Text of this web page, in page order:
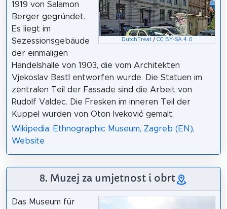
DutchTreat/ CC BY-SA 4.0
1919 von Salamon
Berger gegründet.
Es liegt im
Sezessionsgebäude
der einmaligen
Handelshalle von 1903, die vom Architekten
Vjekoslav Bastl entworfen wurde. Die Statuen im
zentralen Teil der Fassade sind die Arbeit von
Rudolf Valdec. Die Fresken im inneren Teil der
Kuppel wurden von Oton Iveković gemalt.
Wikipedia: Ethnographic Museum, Zagreb (EN),
Website
8. Muzej za umjetnost i obrt
Das Museum für